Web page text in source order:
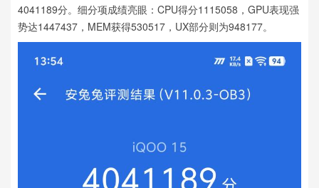
4041189分。细分项成绩亮眼：CPU得分1115058，GPU表现强
势达1447437，MEM获得530517，UX部分则为948177。